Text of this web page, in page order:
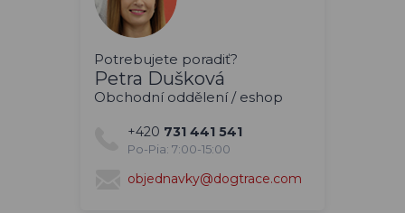
Potrebujete poradiť?
Petra Dušková
Obchodní oddělení / eshop
+420 731 441 541
Po-Pia: 7:00-15:00
objednavky@dogtrace.com